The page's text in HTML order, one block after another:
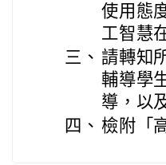
使用態
工智慧
三、 請轉知
輔導學
導，以
四、 檢附「